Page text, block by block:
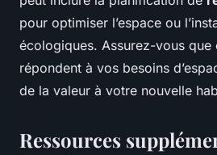
pour optimiser l’espace ou
écologiques. Assurez-vous
répondent à vos besoins
de la valeur à votre nouvelle
Ressources